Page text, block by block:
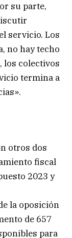
su parte,
servicio. Los
no hay techo
los colectivos
termina a
otros dos
fiscal
2023 y
la oposición
de 657
para